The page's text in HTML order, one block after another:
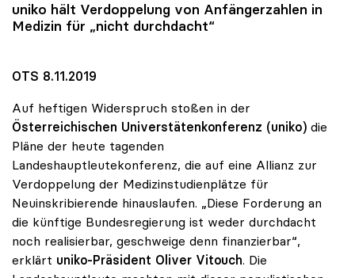
uniko hält Verdoppelung von Anfängerzahlen in
Medizin für „nicht durchdacht“
OTS 8.11.2019
Auf heftigen Widerspruch stoßen in der
Österreichischen Universtätenkonferenz (uniko) die
Pläne der heute tagenden
Landeshauptleutekonferenz, die auf eine Allianz zur
Verdoppelung der Medizinstudienplätze für
Neuinskribierende hinauslaufen. „Diese Forderung an
die künftige Bundesregierung ist weder durchdacht
noch realisierbar, geschweige denn finanzierbar“,
erklärt uniko-Präsident Oliver Vitouch. Die